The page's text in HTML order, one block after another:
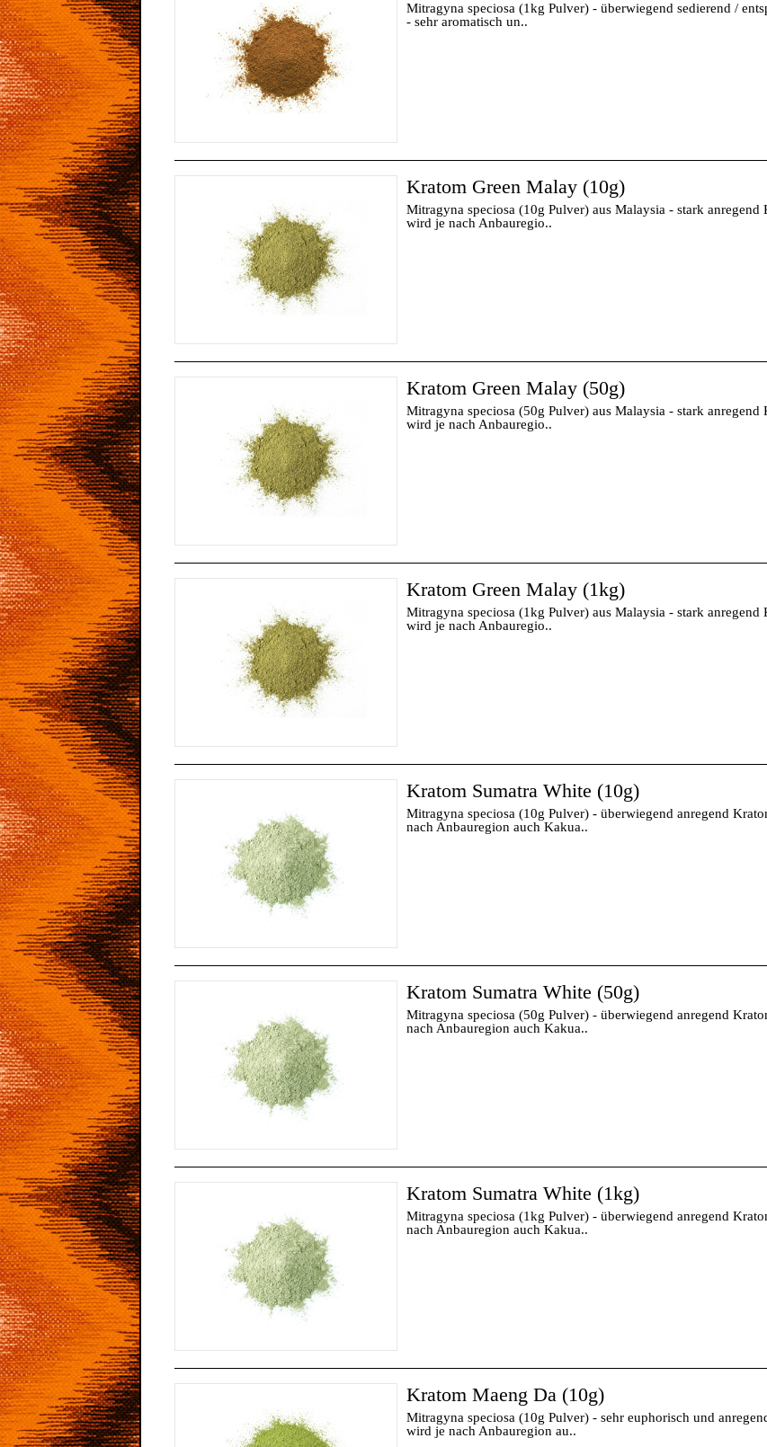
Mitragyna speciosa (1kg Pulver) - überwiegend sedierend /
- sehr aromatisch un..
Kratom Green Malay (10g)
Mitragyna speciosa (10g Pulver) aus Malaysia - stark anregend
wird je nach Anbauregio..
Kratom Green Malay (50g)
Mitragyna speciosa (50g Pulver) aus Malaysia - stark anregend
wird je nach Anbauregio..
Kratom Green Malay (1kg)
Mitragyna speciosa (1kg Pulver) aus Malaysia - stark anregend
wird je nach Anbauregio..
Kratom Sumatra White (10g)
Mitragyna speciosa (10g Pulver) - überwiegend anregend
nach Anbauregion auch Kakua..
Kratom Sumatra White (50g)
Mitragyna speciosa (50g Pulver) - überwiegend anregend
nach Anbauregion auch Kakua..
Kratom Sumatra White (1kg)
Mitragyna speciosa (1kg Pulver) - überwiegend anregend
nach Anbauregion auch Kakua..
Kratom Maeng Da (10g)
Mitragyna speciosa (10g Pulver) - sehr euphorisch und
wird je nach Anbauregion au..